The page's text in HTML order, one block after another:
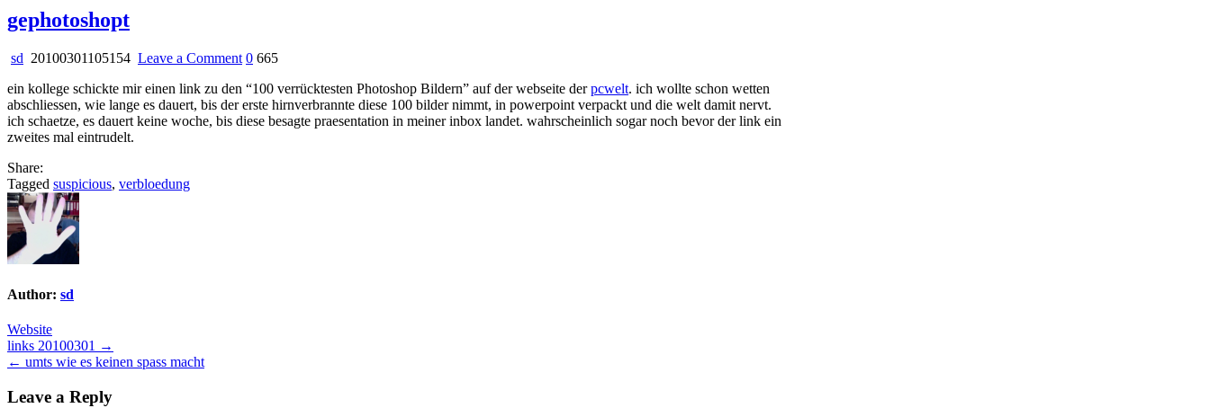
gephotoshopt
sd 20100301105154 Leave a Commenton
0 665
ein kollege schickte mir einen link zu den “100 verrücktesten Photoshop Bildern” auf der webseite derpcwelt. ich wollte schon wetten
abschliessen, wie lange es dauert, bis der erste hirnverbrannte diese 100 bilder nimmt, in powerpoint verpackt und die welt damit nervt.
ich schaetze, es dauert keine woche, bis diese besagte praesentation in meiner inbox landet. wahrscheinlich sogar noch bevor der link ein
zweites mal eintrudelt.
Share:
Tagged suspicious, verbloedung
Author: sd
Website
Post
navigation
links 20100301 →
← umts wie es keinen spass macht
Leave a Reply